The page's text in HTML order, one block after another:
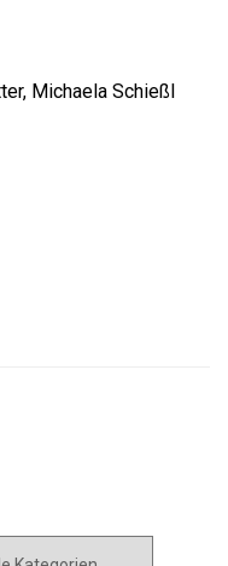
Michaela Schießl